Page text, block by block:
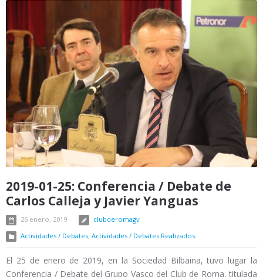
2019-01-25: Conferencia / Debate de
Carlos Calleja y Javier Yanguas
26 enero, 2019
clubderomagv
Actividades / Debates, Actividades / Debates Realizados
El 25 de enero de 2019, en la Sociedad Bilbaina, tuvo lugar la
Conferencia / Debate del Grupo Vasco del Club de Roma, titulada